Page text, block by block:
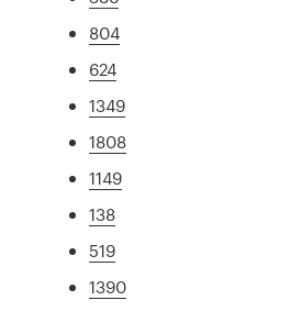
804
624
1349
1808
1149
138
519
1390